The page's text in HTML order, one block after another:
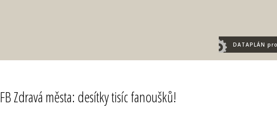
DATAPLÁN
FB Zdravá města: desítky tisíc fanoušků!